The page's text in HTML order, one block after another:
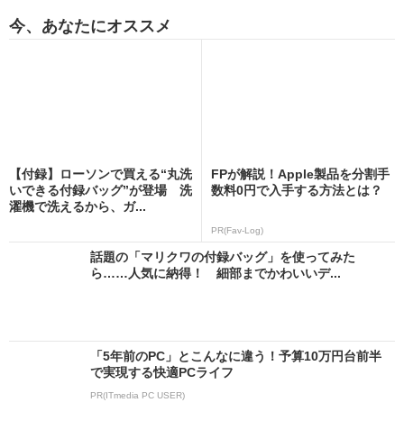
今、あなたにオススメ
【付録】ローソンで買える“丸洗
いできる付録バッグ”が登場 洗
濯機で洗えるから、ガ...
FPが解説！Apple製品を分割手
数料0円で入手する方法とは？
PR(Fav-Log)
話題の「マリクワの付録バッグ」を使ってみた
ら……人気に納得！ 細部までかわいいデ...
「5年前のPC」とこんなに違う！予算10万円台前半
で実現する快適PCライフ
PR(ITmedia PC USER)